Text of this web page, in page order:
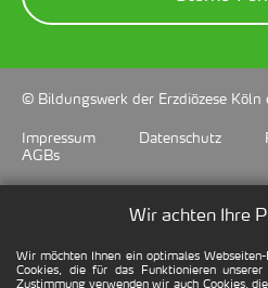
Wir achten Ihre
Wir möchten Ihnen ein optimales
Cookies, die für das Funktionieren
Zustimmung verwenden wir auch Cookies,
© Bildungswerk der Erzdiözese Köln
Impressum
Datenschutz
AGBs